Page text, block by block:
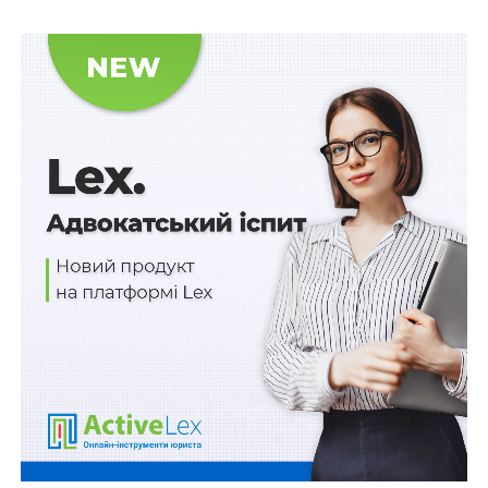
надсиланням копії такого рішення суду (п. 12 розділу
ІІ).
Особам без громадянства можуть видаватися їхні
власні мобільні телефони для проведення розмов під
час розміщення та перебування в ПТПІ у відведеній
для цього кімнаті (доповнення до п. 26 розділу ІІ).
У п. 14 розділі III визначено, що територіальний орган
ДМС, до якого було направлено заяву про визнання
особи біженцем або такою, яка потребує додаткового
захисту, має упродовж наступного робочого дня має
проінформувати ПТПІ та заінтересований орган про
Змінено норми розміщення осіб в кімнатах (визначені
у п. 4 розділу IV). Відтепер площа кімнати на одну
особу – 7 кв. м в одномісних кімнатах (замість 7,5), 4